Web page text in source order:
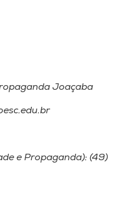
Joaçaba
e Propaganda): (49)